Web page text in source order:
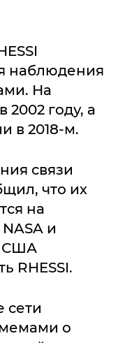
наблюдения
На
году, а
в 2018-м.
связи
что их
на
и
США
RHESSI.
сети
о